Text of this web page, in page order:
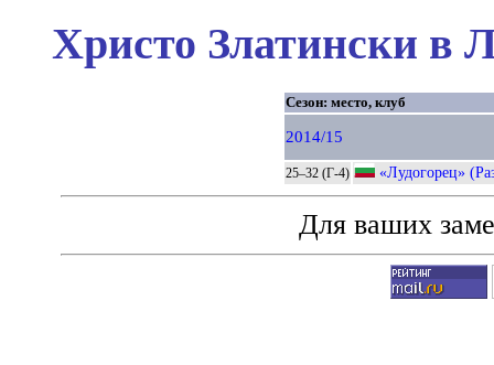
Христо Златински в
Сезон: место, клуб
2014/15
25–32 (Г-4) «Лудогорец»
Для ваших